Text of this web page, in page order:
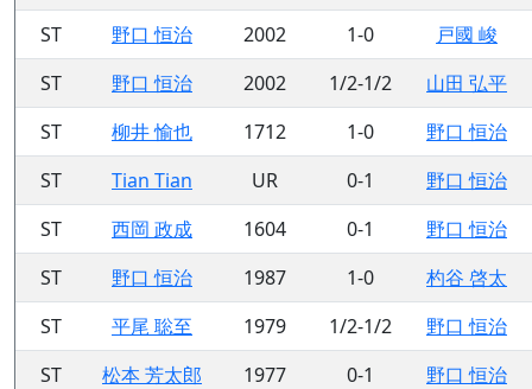
ST
野口 恒治 2002 1-0
戸國 峻
ST
野口 恒治 2002 1/2-1/2
山田 弘平
ST
柳井 愉也 1712 1-0
野口 恒治
ST
Tian Tian UR 0-1
野口 恒治
ST
西岡 政成 1604 0-1
野口 恒治
ST
野口 恒治 1987 1-0
杓谷 啓太
ST
平尾 聡至 1979 1/2-1/2
野口 恒治
ST
松本 芳太郎 1977 0-1
野口 恒治